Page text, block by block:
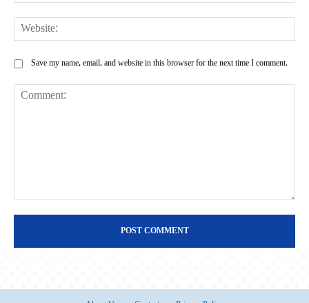
Save my name, email, and website in this browser for the next time I comment.